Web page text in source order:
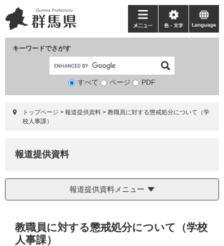
ー
ジ
ニ
ュ
て
キーワードでさがす
検
象
すべて ページ PDF
メ
ニ
ー
色・
文
language
トップページ > 報道提供資料 > 教職員に対する懲戒処分について（学
校人事課）
報道提供資料
報道提供資料メニュー
教職員に対する懲戒処分について（学校
人事課）